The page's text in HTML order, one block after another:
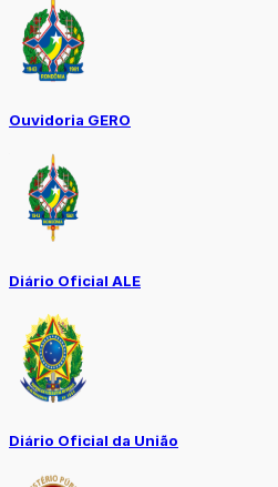
Ouvidoria GERO
Diário Oficial ALE
Diário Oficial da União